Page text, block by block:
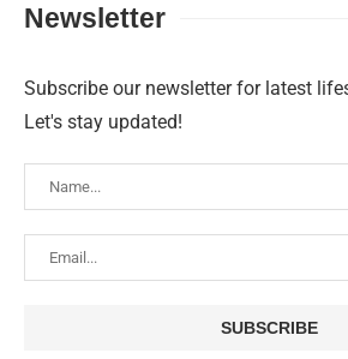
Newsletter
Subscribe our newsletter for latest
Let's stay updated!